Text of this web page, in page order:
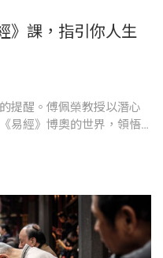
》課，指引你人生
提醒。傅佩榮教授以潛心
易經》博奧的世界，領悟
日是好日。